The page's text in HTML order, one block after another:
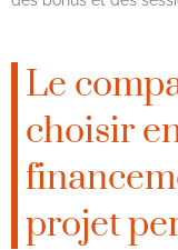
Le
choisir
projet